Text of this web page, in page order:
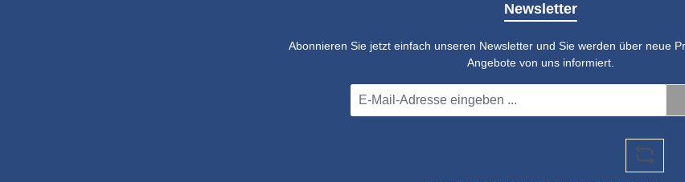
Newsletter
Abonnieren Sie jetzt einfach unseren Newsletter und Sie werden über neue
Angebote von uns informiert.
Mail-